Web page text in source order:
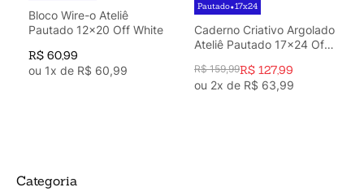
Bloco Wire-o Ateliê
Pautado 12x20 Off White
R$ 60,99
ou 1x de R$ 60,99
Pautado•17x24
Caderno Criativo Argolado
Ateliê Pautado 17x24 Off
R$ 159,99R$ 127,99
ou 2x de R$ 63,99
Categoria